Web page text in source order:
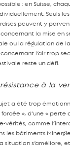
: en Suisse,
Seuls
peuvent y
la mise en
ou la régulation de
l’air trop
reste un défi.
à la
a été trop
», d’une « perte
vérités, comme
les bâtiments
situation s’améliore,